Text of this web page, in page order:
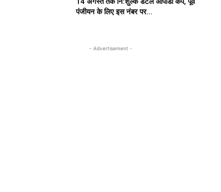
पंजीयन के लिए इस नंबर पर...
- Advertisement -